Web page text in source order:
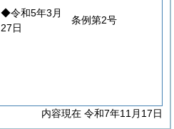
◆令和5年3月
27日
条例第2号
内容現在 令和7年11月17日